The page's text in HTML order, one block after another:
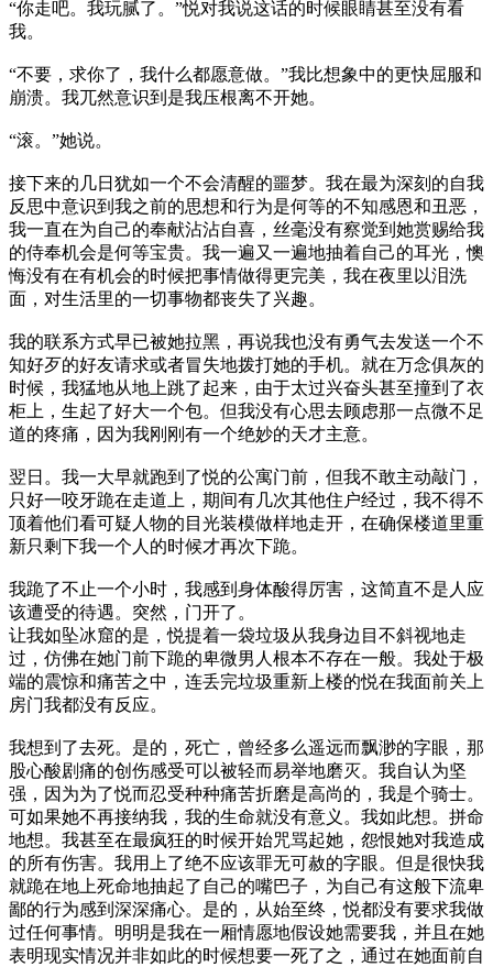
“你走吧。我玩腻了。”悦对我说这话的时候眼睛甚至没有看
我。
“不要，求你了，我什么都愿意做。”我比想象中的更快屈服和
崩溃。我兀然意识到是我压根离不开她。
“滚。”她说。
接下来的几日犹如一个不会清醒的噩梦。我在最为深刻的自我
反思中意识到我之前的思想和行为是何等的不知感恩和丑恶，
我一直在为自己的奉献沾沾自喜，丝毫没有察觉到她赏赐给我
的侍奉机会是何等宝贵。我一遍又一遍地抽着自己的耳光，懊
悔没有在有机会的时候把事情做得更完美，我在夜里以泪洗
面，对生活里的一切事物都丧失了兴趣。
我的联系方式早已被她拉黑，再说我也没有勇气去发送一个不
知好歹的好友请求或者冒失地拨打她的手机。就在万念俱灰的
时候，我猛地从地上跳了起来，由于太过兴奋头甚至撞到了衣
柜上，生起了好大一个包。但我没有心思去顾虑那一点微不足
道的疼痛，因为我刚刚有一个绝妙的天才主意。
翌日。我一大早就跑到了悦的公寓门前，但我不敢主动敲门，
只好一咬牙跪在走道上，期间有几次其他住户经过，我不得不
顶着他们看可疑人物的目光装模做样地走开，在确保楼道里重
新只剩下我一个人的时候才再次下跪。
我跪了不止一个小时，我感到身体酸得厉害，这简直不是人应
该遭受的待遇。突然，门开了。
让我如坠冰窟的是，悦提着一袋垃圾从我身边目不斜视地走
过，仿佛在她门前下跪的卑微男人根本不存在一般。我处于极
端的震惊和痛苦之中，连丢完垃圾重新上楼的悦在我面前关上
房门我都没有反应。
我想到了去死。是的，死亡，曾经多么遥远而飘渺的字眼，那
股心酸剧痛的创伤感受可以被轻而易举地磨灭。我自认为坚
强，因为为了悦而忍受种种痛苦折磨是高尚的，我是个骑士。
可如果她不再接纳我，我的生命就没有意义。我如此想。拼命
地想。我甚至在最疯狂的时候开始咒骂起她，怨恨她对我造成
的所有伤害。我用上了绝不应该罪无可赦的字眼。但是很快我
就跪在地上死命地抽起了自己的嘴巴子，为自己有这般下流卑
鄙的行为感到深深痛心。是的，从始至终，悦都没有要求我做
过任何事情。明明是我在一厢情愿地假设她需要我，并且在她
表明现实情况并非如此的时候想要一死了之，通过在她面前自